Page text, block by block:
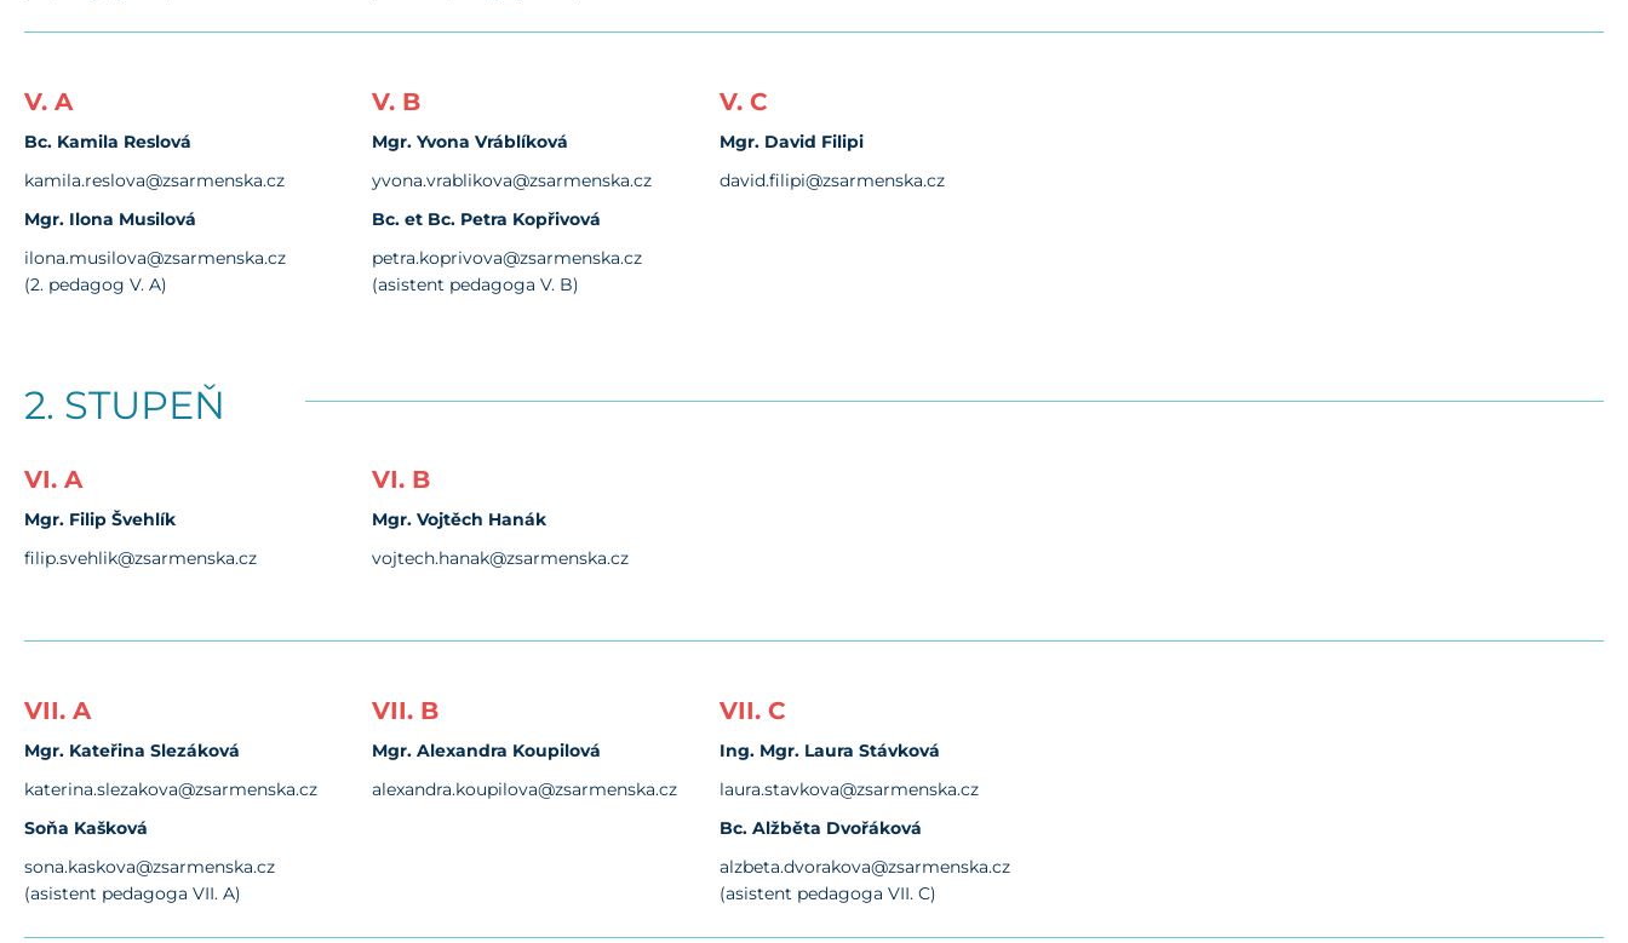
V. A
Bc. Kamila Reslová
kamila.reslova@zsarmenska.cz
Mgr. Ilona Musilová
ilona.musilova@zsarmenska.cz
(2. pedagog V. A)
V. B
Mgr. Yvona Vráblíková
yvona.vrablikova@zsarmenska.cz
Bc. et Bc. Petra Kopřivová
petra.koprivova@zsarmenska.cz
(asistent pedagoga V. B)
V. C
Mgr. David Filipi
david.filipi@zsarmenska.cz
2. STUPEŇ
VI. A
Mgr. Filip Švehlík
filip.svehlik@zsarmenska.cz
VI. B
Mgr. Vojtěch Hanák
vojtech.hanak@zsarmenska.cz
VII. A
Mgr. Kateřina Slezáková
katerina.slezakova@zsarmenska.cz
Soňa Kašková
sona.kaskova@zsarmenska.cz
(asistent pedagoga VII. A)
VII. B
Mgr. Alexandra Koupilová
alexandra.koupilova@zsarmenska.cz
VII. C
Ing. Mgr. Laura Stávková
laura.stavkova@zsarmenska.cz
Bc. Alžběta Dvořáková
alzbeta.dvorakova@zsarmenska.cz
(asistent pedagoga VII. C)